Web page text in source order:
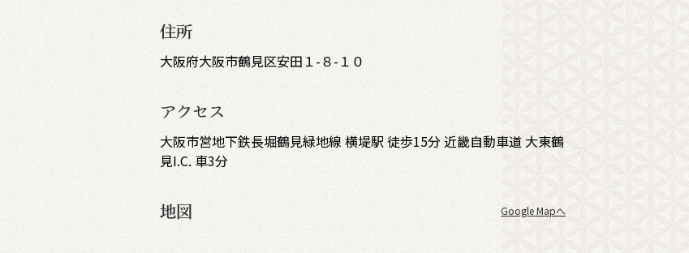
住所
大阪府大阪市鶴見区安田１-８-１０
アクセス
大阪市営地下鉄長堀鶴見緑地線 横堤駅 徒歩15分 近畿自動車道 大東鶴
見I.C. 車3分
地図 Google Mapへ